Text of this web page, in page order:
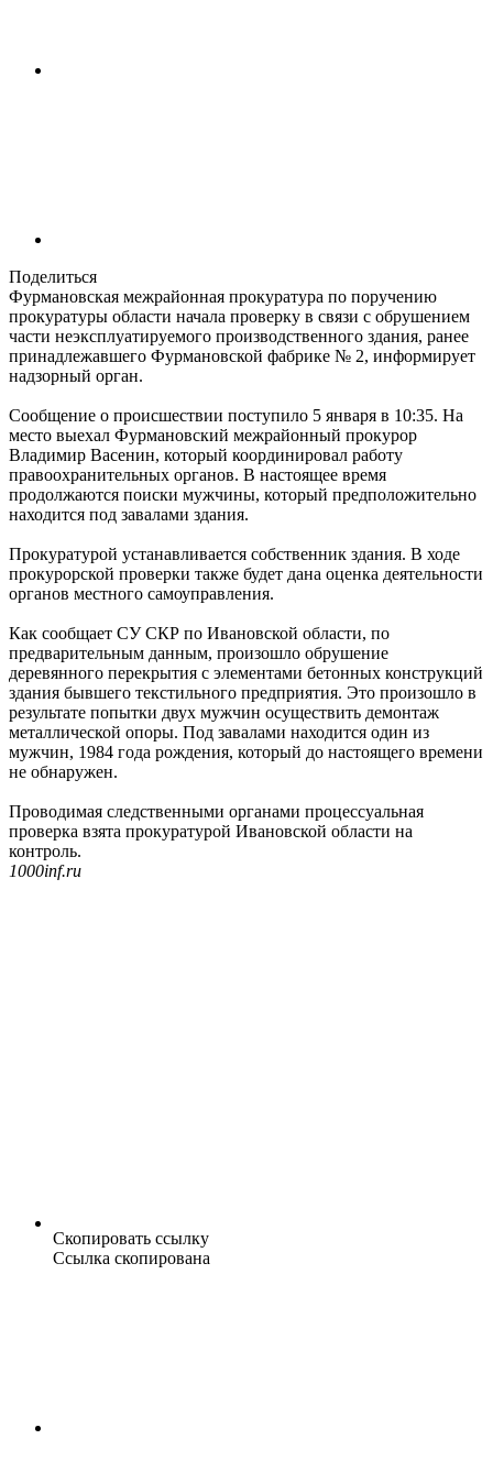
Поделиться
Фурмановская межрайонная прокуратура по поручению
прокуратуры области начала проверку в связи с обрушением
части неэксплуатируемого производственного здания, ранее
принадлежавшего Фурмановской фабрике № 2, информирует
надзорный орган.
Сообщение о происшествии поступило 5 января в 10:35. На
место выехал Фурмановский межрайонный прокурор
Владимир Васенин, который координировал работу
правоохранительных органов. В настоящее время
продолжаются поиски мужчины, который предположительно
находится под завалами здания.
Прокуратурой устанавливается собственник здания. В ходе
прокурорской проверки также будет дана оценка деятельности
органов местного самоуправления.
Как сообщает СУ СКР по Ивановской области, по
предварительным данным, произошло обрушение
деревянного перекрытия с элементами бетонных конструкций
здания бывшего текстильного предприятия. Это произошло в
результате попытки двух мужчин осуществить демонтаж
металлической опоры. Под завалами находится один из
мужчин, 1984 года рождения, который до настоящего времени
не обнаружен.
Проводимая следственными органами процессуальная
проверка взята прокуратурой Ивановской области на
контроль.
1000inf.ru
Скопировать ссылку
Ссылка скопирована